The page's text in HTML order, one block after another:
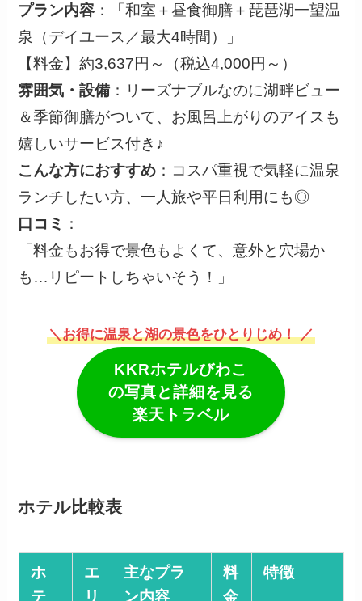
プラン内容 ：「和室＋昼食御膳＋琵琶湖一望温
泉（デイユース／最大4時間）」
【料金】約3,637円～（税込4,000円～）
雰囲気・設備：リーズナブルなのに湖畔ビュー
＆季節御膳がついて、お風呂上がりのアイスも
嬉しいサービス付き♪
こんな方におすすめ ：コスパ重視で気軽に温泉
ランチしたい方、一人旅や平日利用にも◎
口コミ
：
「料金もお得で景色もよくて、意外と穴場か
も…リピートしちゃいそう！」
＼お得に温泉と湖の景色をひとりじめ！ ／
KKRホテルびわこ
の写真と詳細を見る
楽天トラベル
ホテル比較表
ホ
テ
エ
リ
主なプラ
ン内容
料
金
特徴